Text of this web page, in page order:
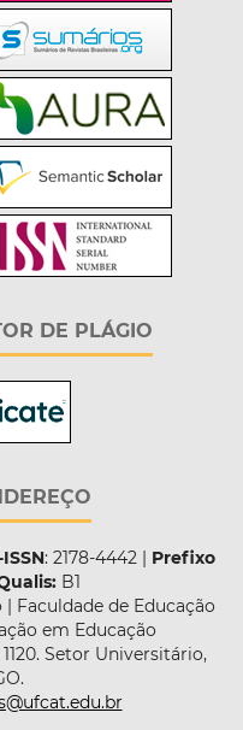
DE PLÁGIO
: 2178-4442 | Prefixo
B1
Faculdade de Educação
em Educação
Setor Universitário,